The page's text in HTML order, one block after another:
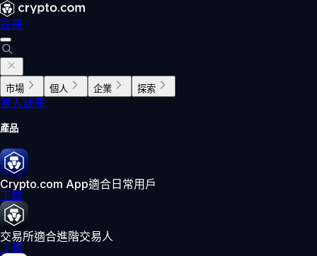
註冊
市場 個人 企業 探索
登入註冊
產品
Crypto.com App適合日常用戶
下載
交易所適合進階交易人
下載